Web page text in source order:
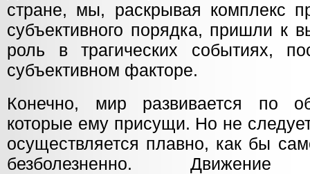
стране, мы, раскрывая комплекс
субъективного порядка, пришли к
роль в трагических событиях,
субъективном факторе.
Конечно, мир развивается по
которые ему присущи. Но не
осуществляется плавно, как бы
безболезненно.